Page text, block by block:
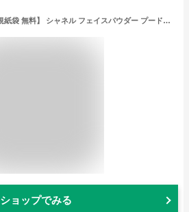
【後払いOK】【正規紙袋 無料】 シャネル フェイスパウダー プードゥル ユニヴェルセル リーブル ルースパウダー 30g コスメ 化粧品 メイク ファンデーション 下地 ベース ハイライト チーク シャドウ CHANEL 正規品 ブランド 新品 2022年 ギフト プレゼント 通販
ショップでみる